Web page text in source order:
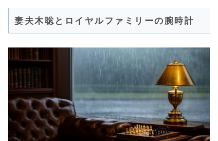
妻夫木聡とロイヤルファミリーの腕時計